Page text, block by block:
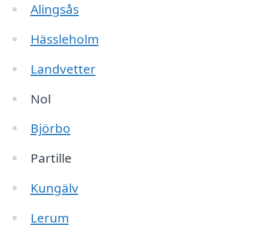
Alingsås
Hässleholm
Landvetter
Nol
Björbo
Partille
Kungälv
Lerum